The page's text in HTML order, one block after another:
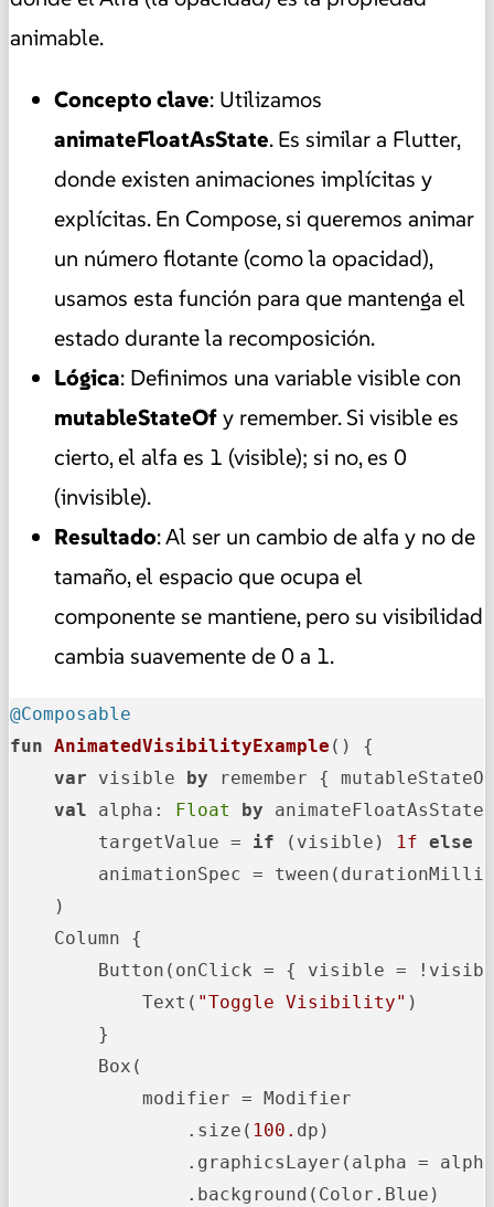
animable.
Concepto clave: Utilizamos
animateFloatAsState. Es similar a Flutter,
donde existen animaciones implícitas y
explícitas. En Compose, si queremos animar
un número flotante (como la opacidad),
usamos esta función para que mantenga el
estado durante la recomposición.
Lógica: Definimos una variable visible con
mutableStateOfy remember. Si visible es
cierto, el alfa es 1 (visible); si no, es 0
(invisible).
Resultado: Al ser un cambio de alfa y no de
tamaño, el espacio que ocupa el
componente se mantiene, pero su visibilidad
cambia suavemente de 0 a 1.
@Composable
fun AnimatedVisibilityExample ()
{
var visible by remember {
val alpha: Float by animateFloatAsState(
        targetValue =
if (visible) 1f else
animationSpec =
    )
    Column {
Button(onClick = { visible =
            Text(
"Toggle Visibility" )
        }
        Box(
            modifier = Modifier
                .size(
100. dp)
.graphicsLayer(alpha =
                .background(Color.Blue)